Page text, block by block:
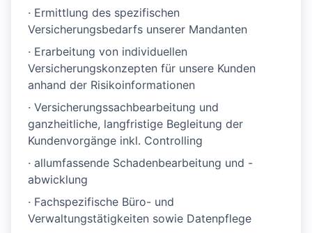
· Ermittlung des spezifischen
Versicherungsbedarfs unserer Mandanten
· Erarbeitung von individuellen
Versicherungskonzepten für unsere Kunden
anhand der Risikoinformationen
· Versicherungssachbearbeitung und
ganzheitliche, langfristige Begleitung der
Kundenvorgänge inkl. Controlling
· allumfassende Schadenbearbeitung und -
abwicklung
· Fachspezifische Büro- und
Verwaltungstätigkeiten sowie Datenpflege